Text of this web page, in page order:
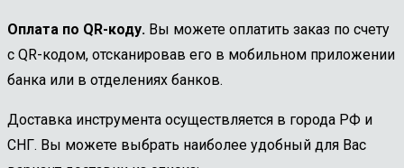
Оплата по QR-коду. Вы можете оплатить заказ по счету
с QR-кодом, отсканировав его в мобильном приложении
банка или в отделениях банков.
Доставка инструмента осуществляется в города РФ и
СНГ. Вы можете выбрать наиболее удобный для Вас